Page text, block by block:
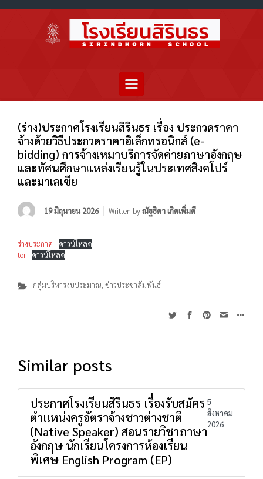
(ร่าง)ประกาศโรงเรียนสิรินธร เรื่อง ประกวดราคา
จ้างด้วยวิธีประกวดราคาอิเล็กทรอนิกส์ (e-
bidding) การจ้างเหมาบริการจัดค่ายภาษาอังกฤษ
และทัศนศึกษาแหล่งเรียนรู้ในประเทศสิงคโปร์
และมาเลเซีย
19 มิถุนายน 2026 Written byณัฐธิดา เกิดเพิ่มดี
ร่างประกาศ
ดาวน์โหลด
tor
ดาวน์โหลด
กลุ่มบริหารงบประมาณ, ข่าวประชาสัมพันธ์
Similar posts
ประกาศโรงเรียนสิรินธร เรื่องรับสมัคร
ตำแหน่งครูอัตราจ้างชาวต่างชาติ
(Native Speaker) สอนรายวิชาภาษา
อังกฤษ นักเรียนโครงการห้องเรียน
พิเศษ English Program (EP)
5
สิงหาคม
2026